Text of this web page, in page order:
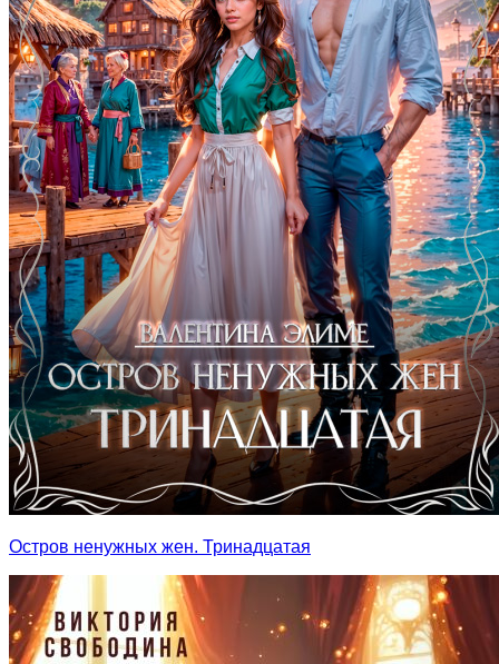
Остров ненужных жен. Тринадцатая